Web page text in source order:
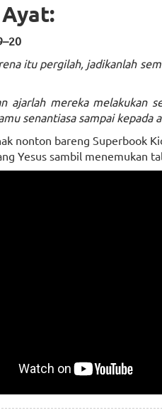
itu pergilah, jadikanlah
ajarlah mereka melakukan
senantiasa sampai kepada
nonton bareng Superbook
Yesus sambil menemukan